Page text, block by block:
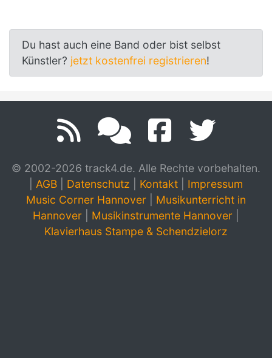
Du hast auch eine Band oder bist selbst
Künstler? jetzt kostenfrei registrieren!
© 2002-2026 track4.de. Alle Rechte vorbehalten.
AGB Datenschutz Kontakt
Impressum
Music Corner Hannover
Musikunterricht in
Hannover
Musikinstrumente Hannover
Klavierhaus Stampe & Schendzielorz